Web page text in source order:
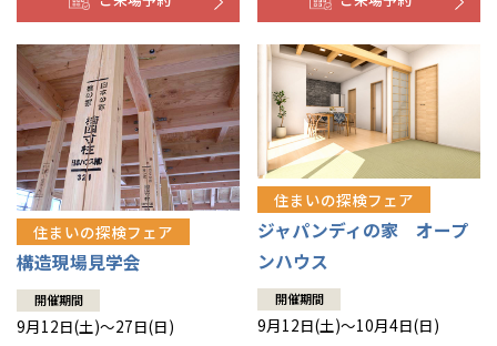
住まいの探検フェア
構造現場見学会
開催期間
9月12日(土)～27日(日)
住まいの探検フェア
ジャパンディの家 オープ
ンハウス
開催期間
9月12日(土)～10月4日(日)